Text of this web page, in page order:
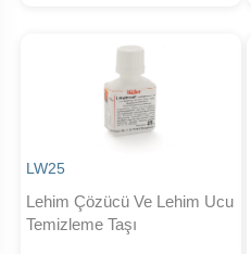
LW25
Lehim Çözücü Ve Lehim Ucu
Temizleme Taşı